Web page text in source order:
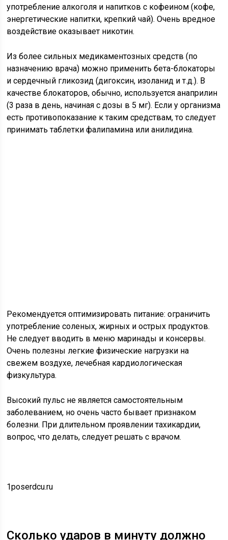
употребление алкоголя и напитков с кофеином (кофе,
энергетические напитки, крепкий чай). Очень вредное
воздействие оказывает никотин.
Из более сильных медикаментозных средств (по
назначению врача) можно применить бета-блокаторы
и сердечный гликозид (дигоксин, изоланид и т.д.). В
качестве блокаторов, обычно, используется анаприлин
(3 раза в день, начиная с дозы в 5 мг). Если у организма
есть противопоказание к таким средствам, то следует
принимать таблетки фалипамина или анилидина.
Рекомендуется оптимизировать питание: ограничить
употребление соленых, жирных и острых продуктов.
Не следует вводить в меню маринады и консервы.
Очень полезны легкие физические нагрузки на
свежем воздухе, лечебная кардиологическая
физкультура.
Высокий пульс не является самостоятельным
заболеванием, но очень часто бывает признаком
болезни. При длительном проявлении тахикардии,
вопрос, что делать, следует решать с врачом.
1poserdcu.ru
Сколько ударов в минуту должно